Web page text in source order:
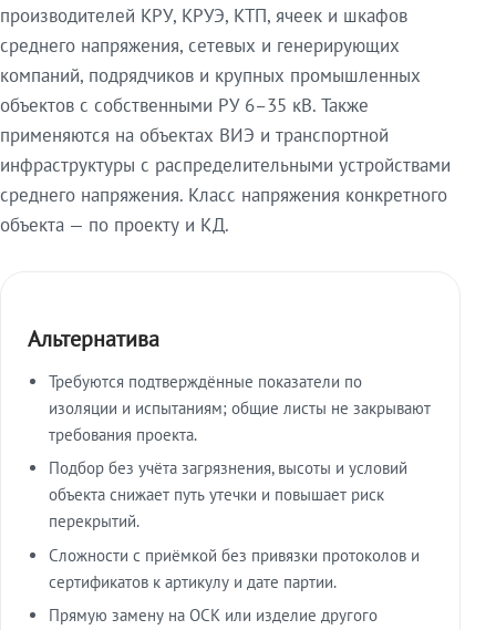
производителей КРУ, КРУЭ, КТП, ячеек и шкафов
среднего напряжения, сетевых и генерирующих
компаний, подрядчиков и крупных промышленных
объектов с собственными РУ 6–35 кВ. Также
применяются на объектах ВИЭ и транспортной
инфраструктуры с распределительными устройствами
среднего напряжения. Класс напряжения конкретного
объекта — по проекту и КД.
Альтернатива
Требуются подтверждённые показатели по
изоляции и испытаниям; общие листы не закрывают
требования проекта.
Подбор без учёта загрязнения, высоты и условий
объекта снижает путь утечки и повышает риск
перекрытий.
Сложности с приёмкой без привязки протоколов и
сертификатов к артикулу и дате партии.
Прямую замену на ОСК или изделие другого